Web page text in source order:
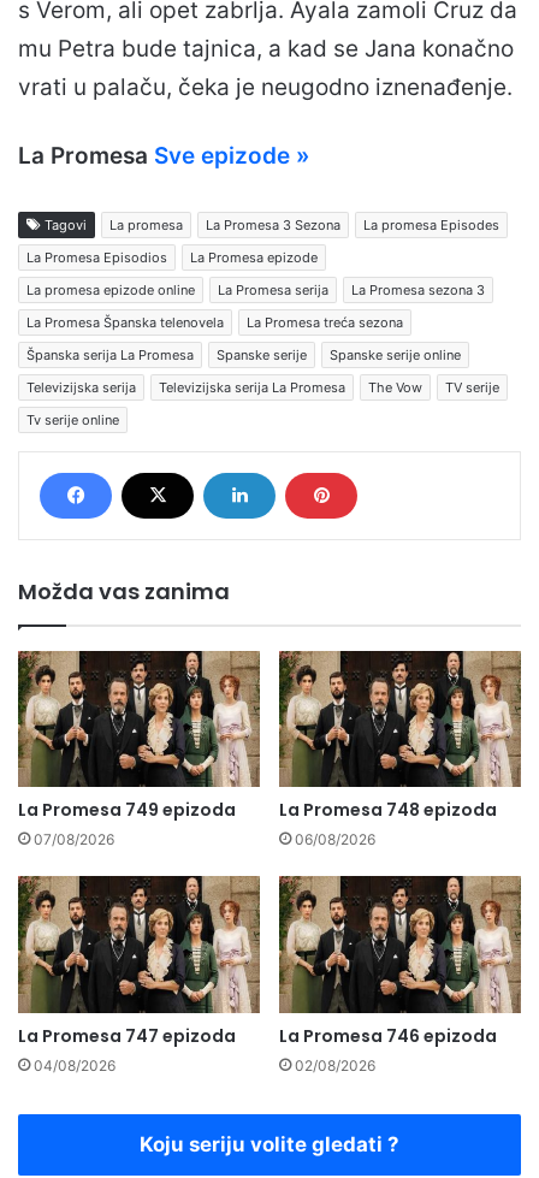
s Verom, ali opet zabrlja. Ayala zamoli Cruz da
mu Petra bude tajnica, a kad se Jana konačno
vrati u palaču, čeka je neugodno iznenađenje.
La Promesa Sve epizode »
Tagovi La promesa La Promesa 3 Sezona
La promesa Episodes
La Promesa Episodios
La Promesa epizode
La promesa epizode online
La Promesa serija
La Promesa sezona 3
La Promesa Španska telenovela
La Promesa treća sezona
Španska serija La Promesa
Spanske serije
Spanske serije online
Televizijska serija
Televizijska serija La Promesa The Vow
TV serije
Tv serije online
Možda vas zanima
La Promesa 749 epizoda
07/08/2026
La Promesa 748 epizoda
06/08/2026
La Promesa 747 epizoda
04/08/2026
La Promesa 746 epizoda
02/08/2026
Koju seriju volite gledati ?